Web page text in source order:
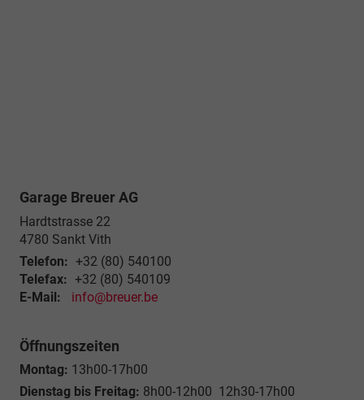
Garage Breuer AG
Hardtstrasse 22
4780 Sankt Vith
Telefon: +32 (80) 540100
Telefax: +32 (80) 540109
E-Mail:
info@breuer.be
Öffnungszeiten
Montag: 13h00-17h00
Dienstag bis Freitag: 8h00-12h00 12h30-17h00